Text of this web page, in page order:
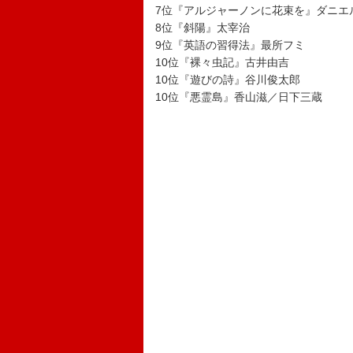
7位『アルジャーノンに花束を』ダニ
8位『斜陽』太宰治
9位『英語の習得法』最所フミ
10位『裸々虫記』古井由吉
10位『遊びの詩』谷川俊太郎
10位『悪霊島』香山滋／日下三蔵